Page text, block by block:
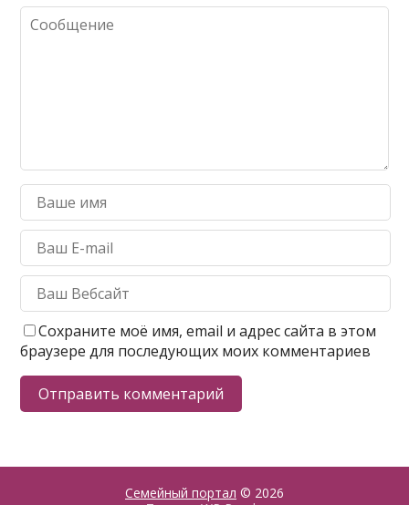
Сохраните моё имя, email и адрес сайта в этом
браузере для последующих моих комментариев
Семейный портал © 2026